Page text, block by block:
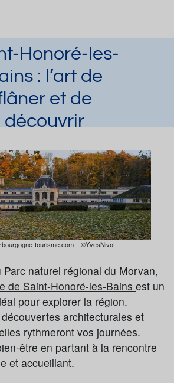
Honoré-les-
: l’art de
et de
découvrir
à jour le 14/10/2025
une documentation
tourisme.com – ©YvesNivot
naturel régional du Morvan,
de Saint-Honoré-les-Bains est un
pour explorer la région.
architecturales et
rythmeront vos journées.
être en partant à la rencontre
et accueillant.